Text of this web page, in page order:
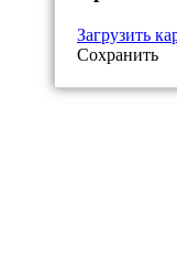
Загрузить
Сохранить